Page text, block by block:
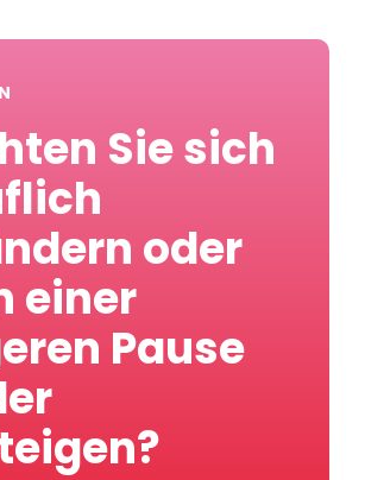
Sie sich
oder
einer
Pause